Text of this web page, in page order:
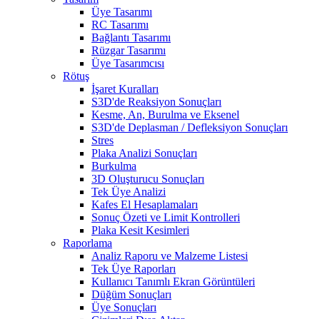
Üye Tasarımı
RC Tasarımı
Bağlantı Tasarımı
Rüzgar Tasarımı
Üye Tasarımcısı
Rötuş
İşaret Kuralları
S3D'de Reaksiyon Sonuçları
Kesme, An, Burulma ve Eksenel
S3D'de Deplasman / Defleksiyon Sonuçları
Stres
Plaka Analizi Sonuçları
Burkulma
3D Oluşturucu Sonuçları
Tek Üye Analizi
Kafes El Hesaplamaları
Sonuç Özeti ve Limit Kontrolleri
Plaka Kesit Kesimleri
Raporlama
Analiz Raporu ve Malzeme Listesi
Tek Üye Raporları
Kullanıcı Tanımlı Ekran Görüntüleri
Düğüm Sonuçları
Üye Sonuçları